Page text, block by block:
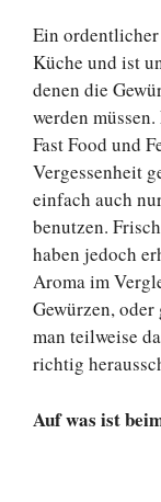
Ein
Küche und ist
denen die
werden
Fast Food und
Vergessenheit
einfach auch
benutzen.
haben jedoch
Aroma im
Gewürzen,
man teilweise
richtig
Auf was ist